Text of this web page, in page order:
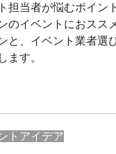
担当者が悩むポイン
のイベントにおスス
と、イベント業者選
ます。
トアイデア